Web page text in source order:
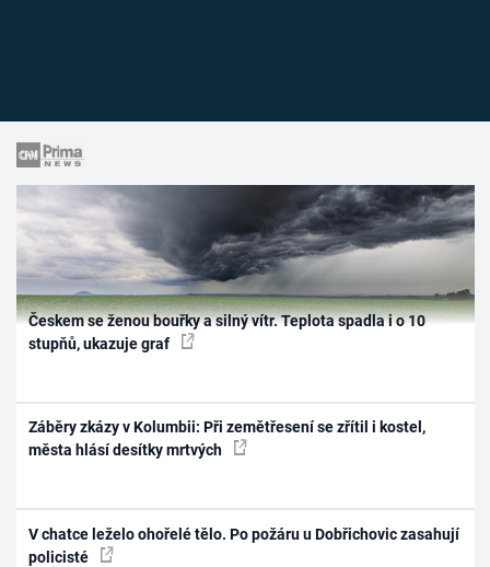
Českem se ženou bouřky a silný vítr. Teplota spadla i o 10
stupňů, ukazuje graf
Záběry zkázy v Kolumbii: Při zemětřesení se zřítil i kostel,
města hlásí desítky mrtvých
V chatce leželo ohořelé tělo. Po požáru u Dobřichovic zasahují
policisté